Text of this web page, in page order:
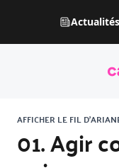
Actualités
AFFICHER LE FIL
01. Agir